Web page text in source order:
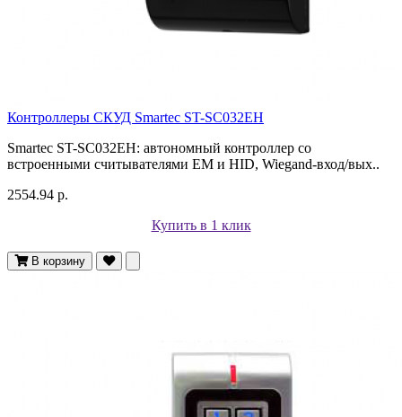
Контроллеры СКУД Smartec ST-SC032EH
Smartec ST-SC032EH: автономный контроллер со
встроенными считывателями EM и HID, Wiegand-вход/вых..
2554.94 р.
Купить в 1 клик
В корзину